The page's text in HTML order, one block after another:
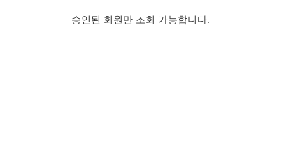
승인된 회원만 조회 가능합니다.